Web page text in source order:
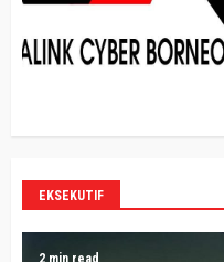
EKSEKUTIF